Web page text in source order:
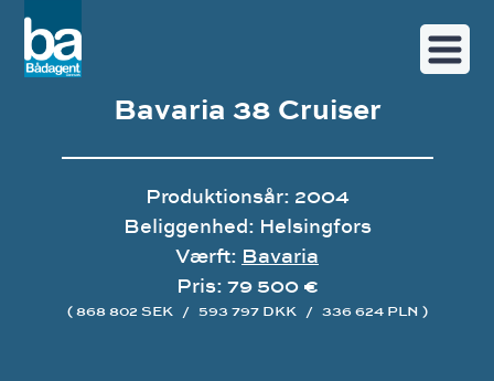
Bavaria 38 Cruiser
Produktionsår: 2004
Beliggenhed: Helsingfors
Værft: Bavaria
Pris: 79 500 €
( 868 802 SEK / 593 797 DKK / 336 624 PLN )